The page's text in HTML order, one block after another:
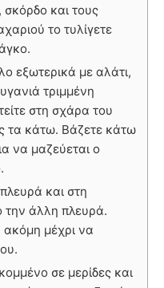
και τους
το τυλίγετε
εξωτερικά με αλάτι,
τριμμένη
στη σχάρα του
τα κάτω. Βάζετε κάτω
να μαζεύεται ο
και στη
την άλλη πλευρά.
ακόμη μέχρι να
σε μερίδες και